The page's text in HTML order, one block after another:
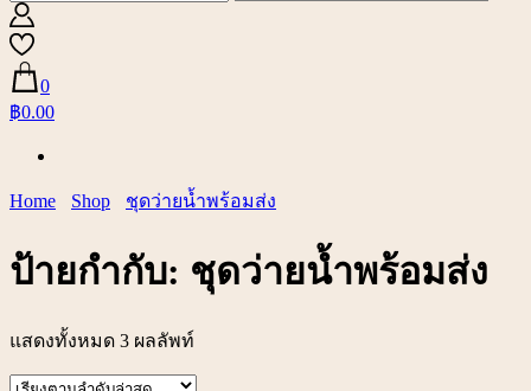
0
฿0.00
Home Shop ชุดว่ายน้ำพร้อมส่ง
ป้ายกำกับ: ชุดว่ายน้ำพร้อมส่ง
แสดงทั้งหมด 3 ผลลัพท์